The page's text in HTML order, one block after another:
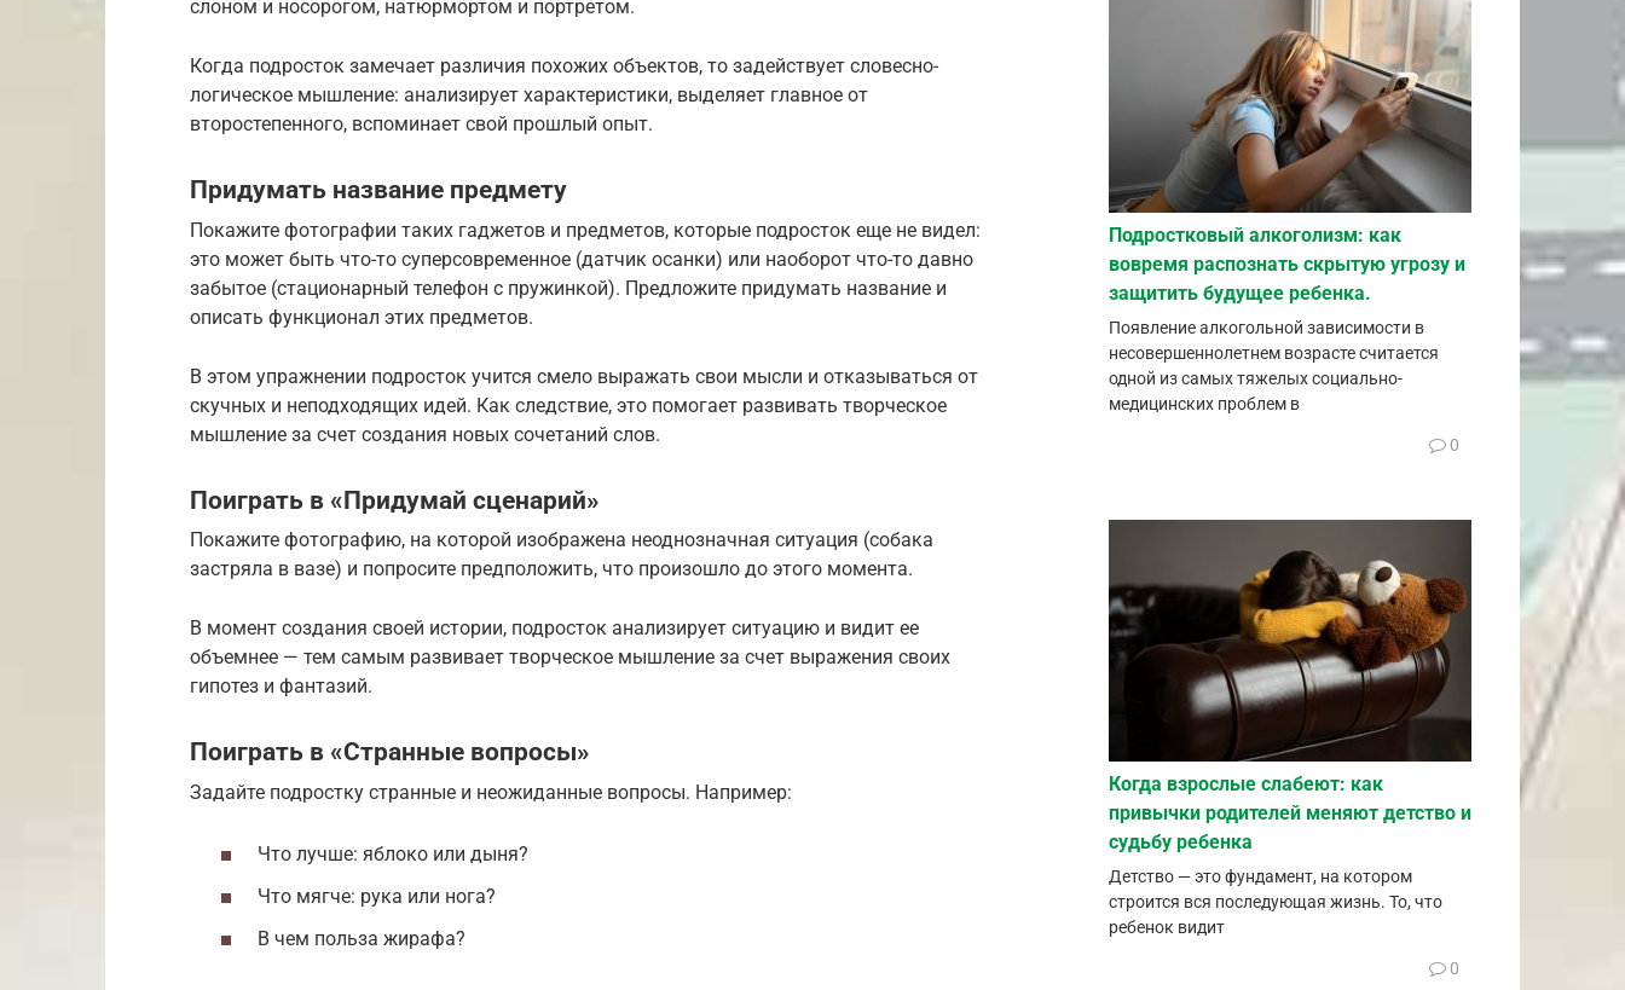
слоном и носорогом, натюрмортом и портретом.
Когда подросток замечает различия похожих объектов, то задействует словесно-
логическое мышление: анализирует характеристики, выделяет главное от
второстепенного, вспоминает свой прошлый опыт.
Придумать название предмету
Покажите фотографии таких гаджетов и предметов, которые подросток еще не видел:
это может быть что-то суперсовременное (датчик осанки) или наоборот что-то давно
забытое (стационарный телефон с пружинкой). Предложите придумать название и
описать функционал этих предметов.
В этом упражнении подросток учится смело выражать свои мысли и отказываться от
скучных и неподходящих идей. Как следствие, это помогает развивать творческое
мышление за счет создания новых сочетаний слов.
Поиграть в «Придумай сценарий»
Покажите фотографию, на которой изображена неоднозначная ситуация (собака
застряла в вазе) и попросите предположить, что произошло до этого момента.
В момент создания своей истории, подросток анализирует ситуацию и видит ее
объемнее — тем самым развивает творческое мышление за счет выражения своих
гипотез и фантазий.
Поиграть в «Странные вопросы»
Задайте подростку странные и неожиданные вопросы. Например:
Что лучше: яблоко или дыня?
Что мягче: рука или нога?
В чем польза жирафа?
Подростковый алкоголизм: как
вовремя распознать скрытую угрозу и
защитить будущее ребенка.
Появление алкогольной зависимости в
несовершеннолетнем возрасте считается
одной из самых тяжелых социально-
медицинских проблем в
0
Когда взрослые слабеют: как
привычки родителей меняют детство и
судьбу ребенка
Детство — это фундамент, на котором
строится вся последующая жизнь. То, что
ребенок видит
0